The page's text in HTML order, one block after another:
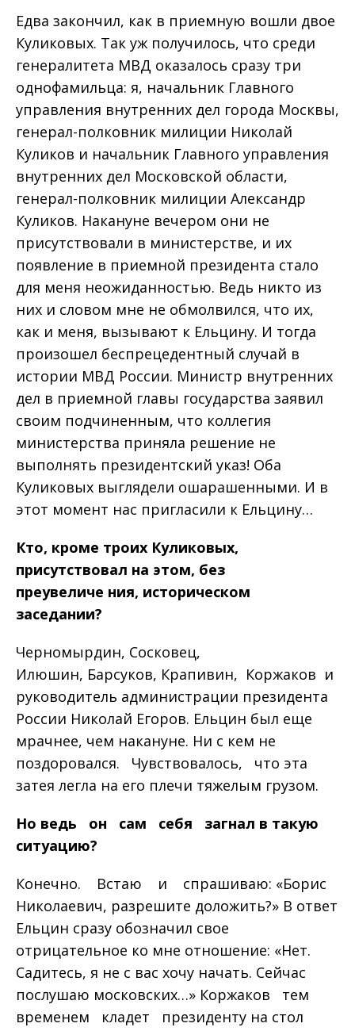
Едва закончил, как в приемную вошли двое
Куликовых. Так уж получилось, что среди
генералитета МВД оказалось сразу три
однофамильца: я, начальник Главного
управления внутренних дел города Москвы,
генерал-полковник милиции Николай
Куликов и начальник Главного управления
внутренних дел Московской области,
генерал-полковник милиции Александр
Куликов. Накануне вечером они не
присутствовали в министерстве, и их
появление в приемной президента стало
для меня неожиданностью. Ведь никто из
них и словом мне не обмолвился, что их,
как и меня, вызывают к Ельцину. И тогда
произошел беспрецедентный случай в
истории МВД России. Министр внутренних
дел в приемной главы государства заявил
своим подчиненным, что коллегия
министерства приняла решение не
выполнять президентский указ! Оба
Куликовых выглядели ошарашенными. И в
этот момент нас пригласили к Ельцину…
Кто, кроме троих Куликовых,
присутствовал на этом, без
преувеличе ния, историческом
заседании?
Черномырдин, Сосковец,
Илюшин, Барсуков, Крапивин, Коржаков и
руководитель администрации президента
России Николай Егоров. Ельцин был еще
мрачнее, чем накануне. Ни с кем не
поздоровался. Чувствовалось, что эта
затея легла на его плечи тяжелым грузом.
Но ведь он сам себя загнал в такую
ситуацию?
Конечно. Встаю и спрашиваю: «Борис
Николаевич, разрешите доложить?» В ответ
Ельцин сразу обозначил свое
отрицательное ко мне отношение: «Нет.
Садитесь, я не с вас хочу начать. Сейчас
послушаю московских…» Коржаков тем
временем кладет президенту на стол